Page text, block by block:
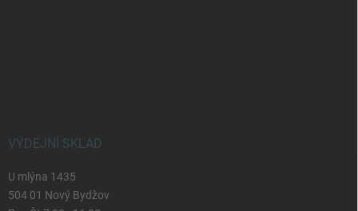
VÝDEJNÍ SKLAD
U mlýna 1435
504 01 Nový Bydžov